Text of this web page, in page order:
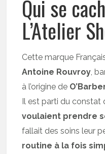
Qui se
L’Atelier
Cette marque
Antoine Rouvroy,
à l’origine de
Il est parti du constat
voulaient prendre
fallait des soins leur
routine à la fois